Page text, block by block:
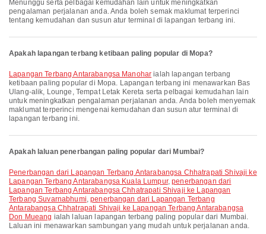
Menunggu serta pelbagai kemudahan lain untuk meningkatkan
pengalaman perjalanan anda. Anda boleh semak maklumat terperinci
tentang kemudahan dan susun atur terminal di lapangan terbang ini.
Apakah lapangan terbang ketibaan paling popular di Mopa?
Lapangan Terbang Antarabangsa Manohar ialah lapangan terbang
ketibaan paling popular di Mopa. Lapangan terbang ini menawarkan Bas
Ulang-alik, Lounge, Tempat Letak Kereta serta pelbagai kemudahan lain
untuk meningkatkan pengalaman perjalanan anda. Anda boleh menyemak
maklumat terperinci mengenai kemudahan dan susun atur terminal di
lapangan terbang ini.
Apakah laluan penerbangan paling popular dari Mumbai?
penerbangan dari Lapangan Terbang Antarabangsa Chhatrapati Shivaji ke
Lapangan Terbang Antarabangsa Kuala Lumpur,penerbangan dari
Lapangan Terbang Antarabangsa Chhatrapati Shivaji ke Lapangan
Terbang Suvarnabhumi,penerbangan dari Lapangan Terbang
Antarabangsa Chhatrapati Shivaji ke Lapangan Terbang Antarabangsa
Don Mueang ialah laluan lapangan terbang paling popular dari Mumbai.
Laluan ini menawarkan sambungan yang mudah untuk perjalanan anda.